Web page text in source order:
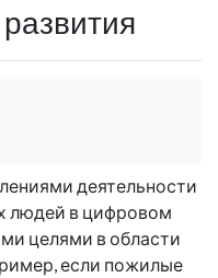
и
деятельности
людей в цифровом
целями в области
если пожилые